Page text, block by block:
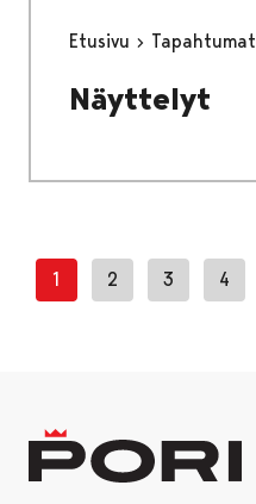
Etusivu Tapahtumat
Näyttelyt
1 2 3 4